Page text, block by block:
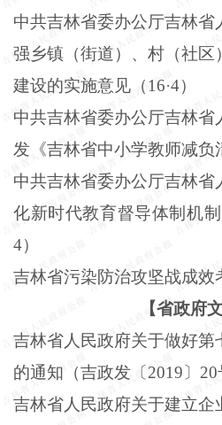
中共吉林省委办公厅吉林省
强乡镇（街道）、村（社区
建设的实施意见（16·4）
中共吉林省委办公厅吉林省
发《吉林省中小学教师减负
中共吉林省委办公厅吉林省
化新时代教育督导体制机
4）
吉林省污染防治攻坚战成效
【省政府
吉林省人民政府关于做好第
的通知（吉政发〔2019〕 20
吉林省人民政府关于建立企